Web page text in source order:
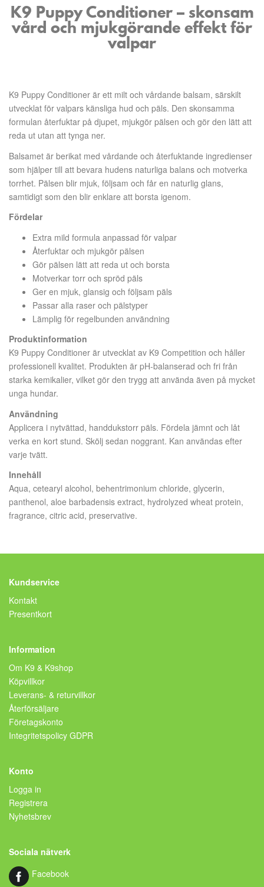
K9 Puppy Conditioner – skonsam
vård och mjukgörande effekt för
valpar
K9 Puppy Conditioner är ett milt och vårdande balsam, särskilt
utvecklat för valpars känsliga hud och päls. Den skonsamma
formulan återfuktar på djupet, mjukgör pälsen och gör den lätt att
reda ut utan att tynga ner.
Balsamet är berikat med vårdande och återfuktande ingredienser
som hjälper till att bevara hudens naturliga balans och motverka
torrhet. Pälsen blir mjuk, följsam och får en naturlig glans,
samtidigt som den blir enklare att borsta igenom.
Fördelar
Extra mild formula anpassad för valpar
Återfuktar och mjukgör pälsen
Gör pälsen lätt att reda ut och borsta
Motverkar torr och spröd päls
Ger en mjuk, glansig och följsam päls
Passar alla raser och pälstyper
Lämplig för regelbunden användning
Produktinformation
K9 Puppy Conditioner är utvecklat av K9 Competition och håller
professionell kvalitet. Produkten är pH-balanserad och fri från
starka kemikalier, vilket gör den trygg att använda även på mycket
unga hundar.
Användning
Applicera i nytvättad, handdukstorr päls. Fördela jämnt och låt
verka en kort stund. Skölj sedan noggrant. Kan användas efter
varje tvätt.
Innehåll
Aqua, cetearyl alcohol, behentrimonium chloride, glycerin,
panthenol, aloe barbadensis extract, hydrolyzed wheat protein,
fragrance, citric acid, preservative.
Kundservice
Kontakt
Presentkort
Information
Om K9 & K9shop
Köpvillkor
Leverans- & returvillkor
Återförsäljare
Företagskonto
Integritetspolicy GDPR
Konto
Logga in
Registrera
Nyhetsbrev
Sociala nätverk
Facebook